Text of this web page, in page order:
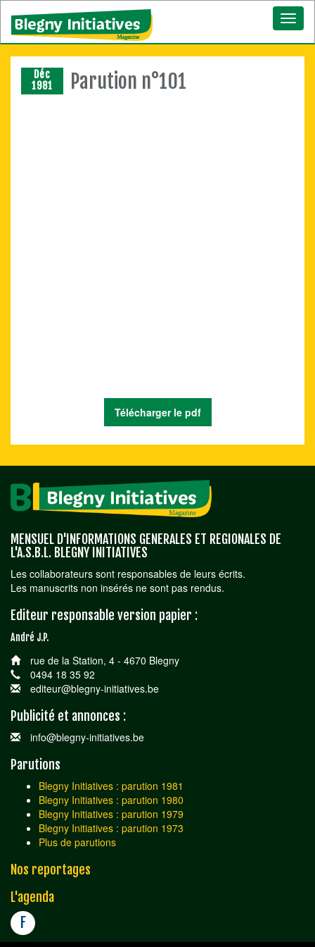
Déc
1981
Parution n°101
Télécharger le pdf
MENSUEL D'INFORMATIONS GENERALES ET REGIONALES DE
L'A.S.B.L. BLEGNY INITIATIVES
Les collaborateurs sont responsables de leurs écrits.
Les manuscrits non insérés ne sont pas rendus.
Editeur responsable version papier :
André J.P.
rue de la Station, 4 - 4670 Blegny
0494 18 35 92
editeur@blegny-initiatives.be
Publicité et annonces :
info@blegny-initiatives.be
Parutions
Blegny Initiatives : parution 1981
Blegny Initiatives : parution 1980
Blegny Initiatives : parution 1979
Blegny Initiatives : parution 1973
Plus de parutions
Nos reportages
L'agenda
F